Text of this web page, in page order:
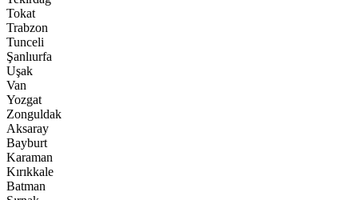
Tokat
Trabzon
Tunceli
Şanlıurfa
Uşak
Van
Yozgat
Zonguldak
Aksaray
Bayburt
Karaman
Kırıkkale
Batman